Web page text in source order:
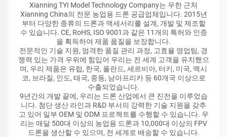
Xianning TYI Model Technology Company는 우한 근처
Xianning China의 전문 농업용 드론 공급업체입니다. 2015년
부터 다양한 종류의 드론과 액세서리를 설계, 개발 및 제조할
수 있습니다. CE, RoHS, ISO 9001과 같은 11개의 특허와 인증
을 획득하여 제품 품질을 보장합니다.
전문적인 기술 지원, 엄격한 품질 관리 과정, 고효율 영업팀, 경
쟁력 있는 가격 우위에 힘입어 우리는 전 세계 고객을 유치했으
며, 우리 제품은 유럽, 한국, 폴란드, 세르비아, 터키, 미국, 멕시
코, 브라질, 인도, 태국, 중동, 남아프리카 등 60개국 이상으로
수출되었습니다.
9년간의 개발 끝에, 우리는 드론 산업에서 큰 진전을 이루었습
니다. 첨단 생산 라인과 R&D 부서의 강력한 기술 지원을 갖추
고 있어 일부 OEM 및 ODM 프로젝트를 수행할 수 있습니다. 우
리는 매달 500대 이상의 농업용 드론과 10,000대 이상의 FPV
드론을 생산할 수 있으며, 전 세계로 배송할 수 있습니다.